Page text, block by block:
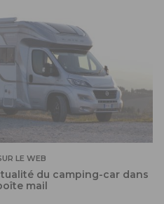
LE WEB
du camping-car dans
mail